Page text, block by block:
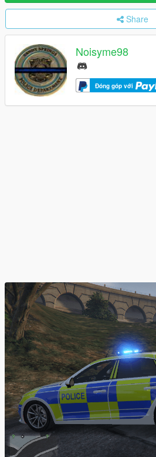
Share
Noisyme98
Đóng góp với